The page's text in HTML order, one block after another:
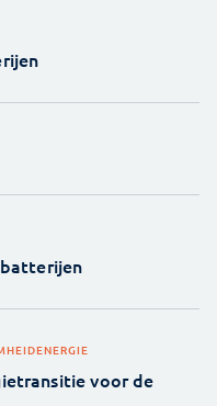
ENERGIE
voor de